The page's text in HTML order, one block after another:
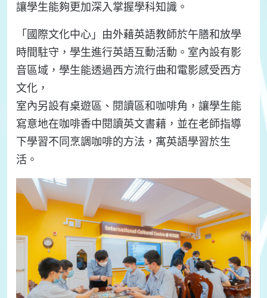
讓學生能夠更加深入掌握學科知識。
「國際文化中心」由外藉英語教師於午膳和放學
時間駐守，學生進行英語互動活動。室內設有影
音區域，學生能透過西方流行曲和電影感受西方
文化，
室內另設有桌遊區、閱讀區和咖啡角，讓學生能
寫意地在咖啡香中閱讀英文書藉，並在老師指導
下學習不同烹調咖啡的方法，寓英語學習於生
活。